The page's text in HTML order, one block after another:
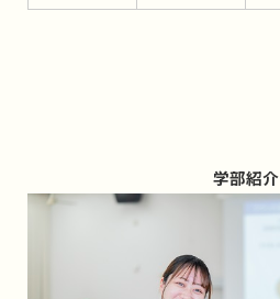
学部紹介